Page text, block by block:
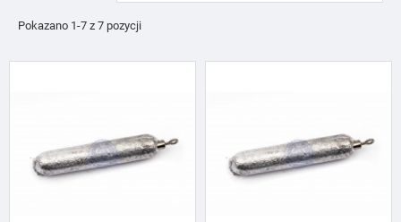
Pokazano 1-7 z 7 pozycji